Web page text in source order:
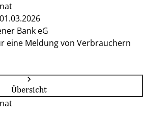
Bank eG
eine Meldung von Verbrauchern
Übersicht